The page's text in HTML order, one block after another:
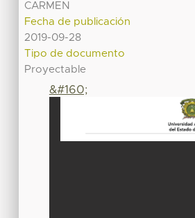
CARMEN
Fecha de publicación
2019-09-28
Tipo de documento
Proyectable
&#160;